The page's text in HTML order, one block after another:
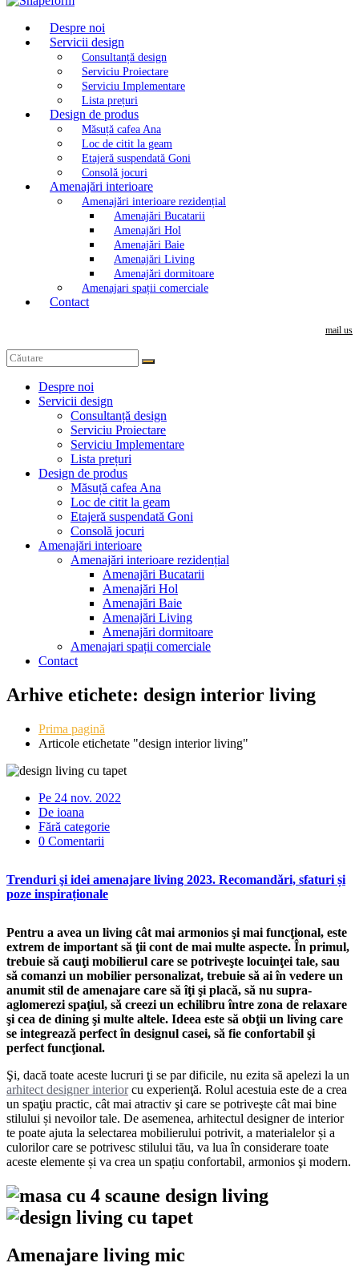
conținut
Design with passion
Despre noi
Servicii design
Consultanță design
Serviciu Proiectare
Serviciu Implementare
Lista prețuri
Design de produs
Măsuță cafea Ana
Loc de citit la geam
Etajeră suspendată Goni
Consolă jocuri
Amenajări interioare
Amenajări interioare rezidențial
Amenajări Bucatarii
Amenajări Hol
Amenajări Baie
Amenajări Living
Amenajări dormitoare
Amenajari spații comerciale
Contact
mail us
Despre noi
Servicii design
Consultanță design
Serviciu Proiectare
Serviciu Implementare
Lista prețuri
Design de produs
Măsuță cafea Ana
Loc de citit la geam
Etajeră suspendată Goni
Consolă jocuri
Amenajări interioare
Amenajări interioare rezidențial
Amenajări Bucatarii
Amenajări Hol
Amenajări Baie
Amenajări Living
Amenajări dormitoare
Amenajari spații comerciale
Contact
Arhive etichete: design interior living
Prima pagină
Articole etichetate "design interior living"
Pe 24 nov. 2022
De ioana
Fără categorie
0 Comentarii
Trenduri şi idei amenajare living 2023. Recomandări, sfaturi și
poze inspiraționale
Pentru a avea un living cât mai armonios şi mai funcţional, este
extrem de important să ţii cont de mai multe aspecte. În primul,
trebuie să cauţi mobilierul care se potriveşte locuinţei tale, sau
să comanzi un mobilier personalizat, trebuie să ai în vedere un
anumit stil de amenajare care să îţi şi placă, să nu supra-
aglomerezi spaţiul, să creezi un echilibru între zona de relaxare
şi cea de dining şi multe altele. Ideea este să obţii un living care
se integrează perfect în designul casei, să fie confortabil şi
perfect funcţional.
Şi, dacă toate aceste lucruri ţi se par dificile, nu ezita să apelezi la un
arhitect designer interiorcu experienţă. Rolul acestuia este de a crea
un spaţiu practic, cât mai atractiv şi care se potriveşte cât mai bine
stilului și nevoilor tale. De asemenea, arhitectul designer de interior
te poate ajuta la selectarea mobilierului potrivit, a materialelor și a
culorilor care se potrivesc stilului tău, va lua în considerare toate
aceste elemente și va crea un spațiu confortabil, armonios şi modern.
Amenajare living mic